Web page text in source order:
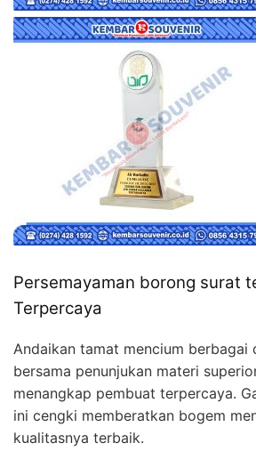
Persemayaman borong surat
Terpercaya
Andaikan tamat mencium berbagai
bersama penunjukan materi
menangkap pembuat terpercaya.
ini cengki memberatkan bogem
kualitasnya terbaik.